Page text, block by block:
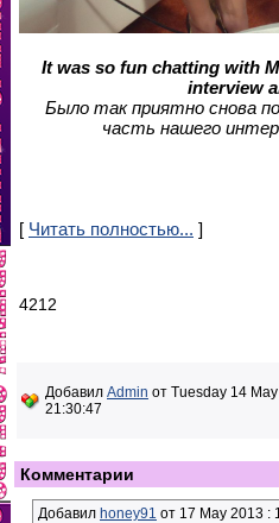
It was so fun chatting with
interview
Было так приятно снова
часть нашего
[ Читать полностью... ]
4212
Добавил Admin от Tuesday 14
21:30:47
Комментарии
Добавил honey91 от 17 May 2013 :